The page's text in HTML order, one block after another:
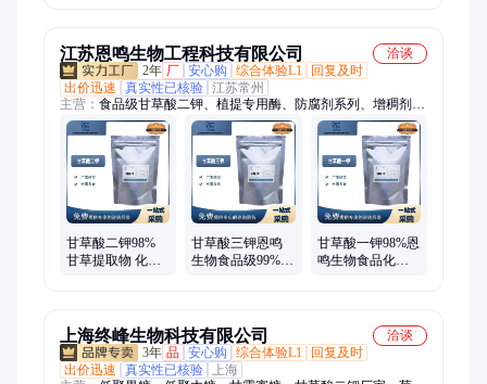
江苏恩鸣生物工程科技有限公司
洽谈
2年 厂 安心购 综合体验L1
回复及时
出价迅速
真实性已核验 江苏常州
主营： 食品级甘草酸二钾、植提专用酶、防腐剂系列、增稠剂系
列
甘草酸二钾98%
甘草提取物 化妆
甘草酸三钾恩鸣
生物食品级99%甘
甘草酸一钾98%恩
鸣生物食品化妆
上海终峰生物科技有限公司
洽谈
3年 品 安心购 综合体验L1
回复及时
出价迅速
真实性已核验
上海